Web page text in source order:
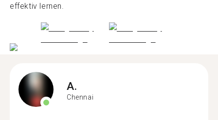
effektiv lernen.
A.
Chennai